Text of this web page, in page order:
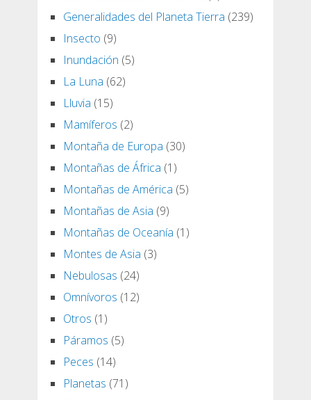
Generalidades del Planeta Tierra (239)
Insecto (9)
Inundación (5)
La Luna (62)
Lluvia (15)
Mamíferos (2)
Montaña de Europa (30)
Montañas de África (1)
Montañas de América (5)
Montañas de Asia (9)
Montañas de Oceanía (1)
Montes de Asia (3)
Nebulosas (24)
Omnívoros (12)
Otros (1)
Páramos (5)
Peces (14)
Planetas (71)